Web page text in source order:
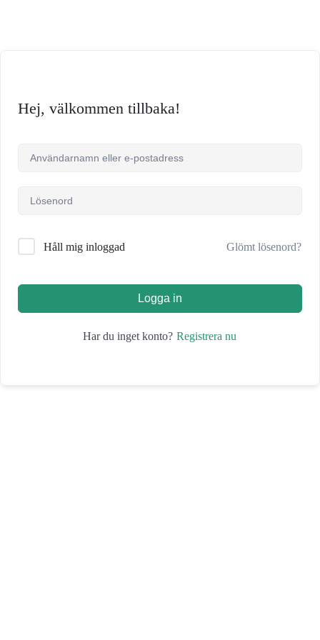
Hej, välkommen tillbaka!
Håll mig inloggad Glömt lösenord?
Logga in
Har du inget konto? Registrera nu